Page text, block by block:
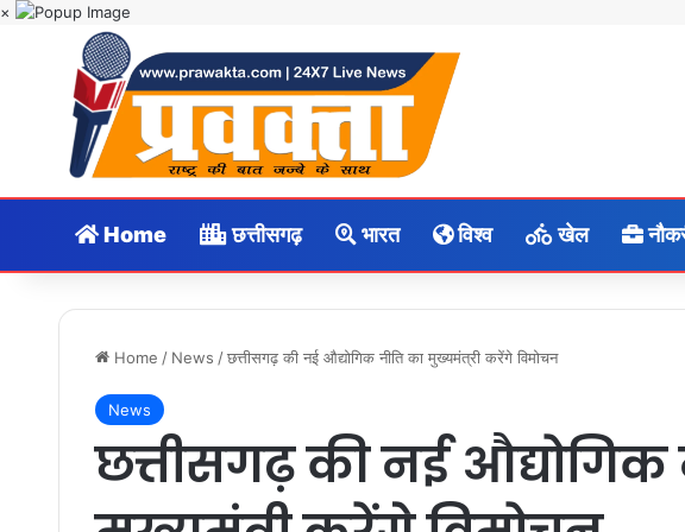
×
Home छत्तीसगढ़ भारत विश्व खेल
Home / News / छत्तीसगढ़ की नई औद्योगिक नीति का मुख्यमंत्री करेंगे विमोचन
News
छत्तीसगढ़ की नई औद्योगिक